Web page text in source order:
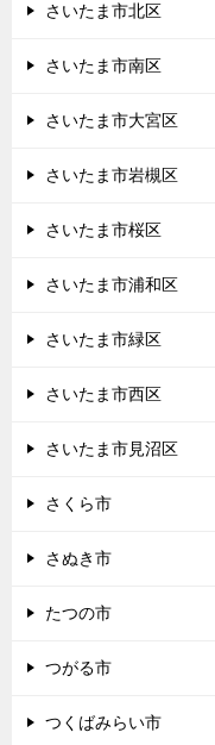
さいたま市北区
さいたま市南区
さいたま市大宮区
さいたま市岩槻区
さいたま市桜区
さいたま市浦和区
さいたま市緑区
さいたま市西区
さいたま市見沼区
さくら市
さぬき市
たつの市
つがる市
つくばみらい市